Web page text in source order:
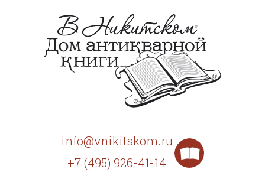
info@vnikitskom.ru
+7 (495) 926-41-14